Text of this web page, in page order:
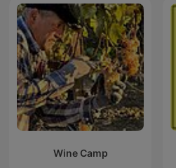
Wine Camp